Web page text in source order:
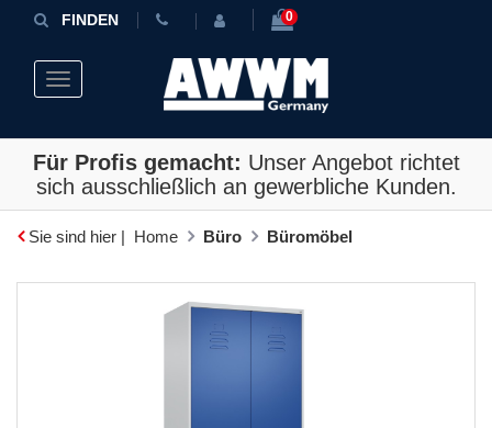
FINDEN 0
Toggle navigation
Für Profis gemacht: Unser Angebot richtet
sich ausschließlich an gewerbliche Kunden.
Sie sind hier | Home Büro Büromöbel